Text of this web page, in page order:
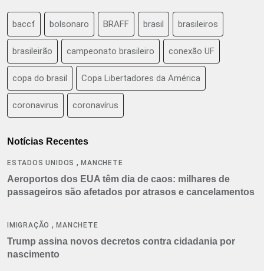
baccf bolsonaro BRAFF brasil brasileiros
brasileirão campeonato brasileiro conexão UF
copa do brasil Copa Libertadores da América
coronavirus coronavírus
Notícias Recentes
ESTADOS UNIDOS ,MANCHETE
Aeroportos dos EUA têm dia de caos: milhares de
passageiros são afetados por atrasos e cancelamentos
IMIGRAÇÃO ,MANCHETE
Trump assina novos decretos contra cidadania por
nascimento